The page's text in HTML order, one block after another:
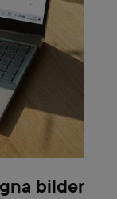
bilder